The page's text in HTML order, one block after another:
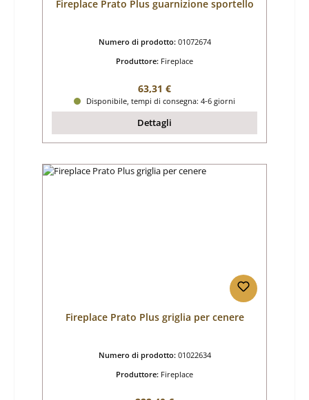
Fireplace Prato Plus guarnizione sportello
Numero di prodotto: 01072674
Produttore: Fireplace
Prezzo normale:
63,31 €
Disponibile, tempi di consegna: 4-6 giorni
Dettagli
Fireplace Prato Plus griglia per cenere
Numero di prodotto: 01022634
Produttore: Fireplace